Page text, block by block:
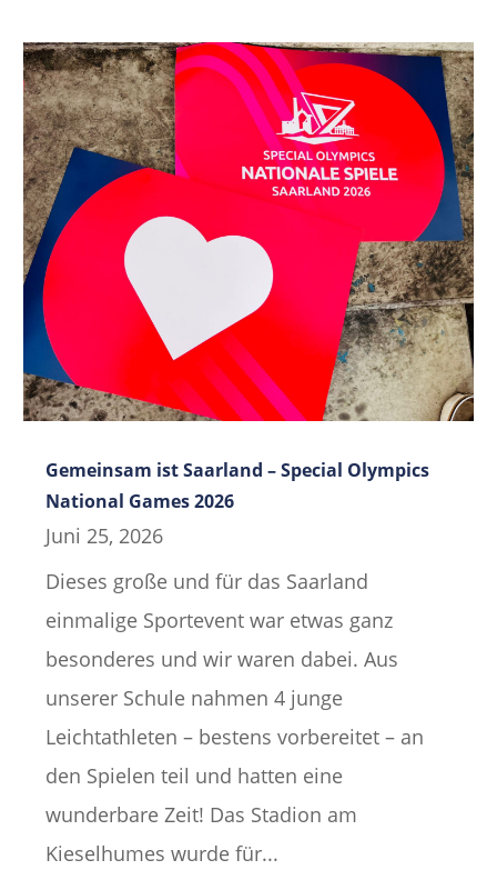
Gemeinsam ist Saarland – Special Olympics
National Games 2026
Juni 25, 2026
Dieses große und für das Saarland
einmalige Sportevent war etwas ganz
besonderes und wir waren dabei. Aus
unserer Schule nahmen 4 junge
Leichtathleten – bestens vorbereitet – an
den Spielen teil und hatten eine
wunderbare Zeit! Das Stadion am
Kieselhumes wurde für...